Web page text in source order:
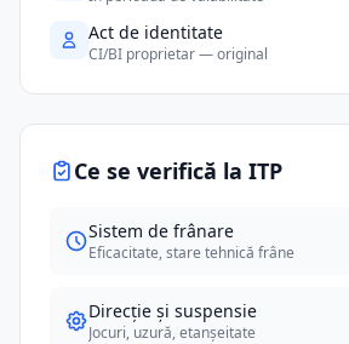
Act de identitate
CI/BI proprietar — original
Ce se verifică la ITP
Sistem de frânare
Eficacitate, stare tehnică frâne
Direcție și suspensie
Jocuri, uzură, etanșeitate